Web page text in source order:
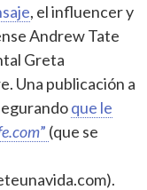
, el influencer y
Andrew Tate
Greta
Una publicación a
que le
” (que se